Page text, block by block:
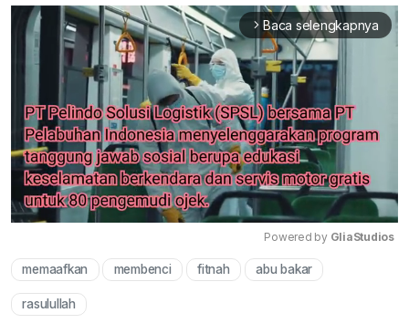
arrow_forward_ios Baca selengkapnya
Powered by GliaStudios
memaafkan membenci fitnah abu bakar
rasulullah